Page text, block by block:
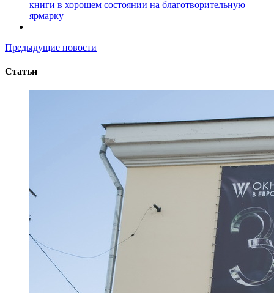
книги в хорошем состоянии на благотворительную
ярмарку
Предыдущие новости
Статьи